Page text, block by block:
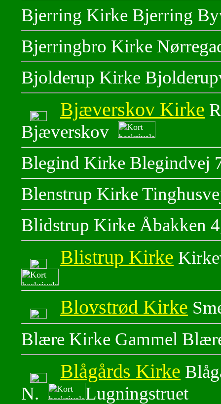
Bjerring Kirke Bjerring
Bjerringbro Kirke
Bjolderup Kirke
Bjæverskov Kirke
Bjæverskov
Blegind Kirke Blegindvej
Blenstrup Kirke
Blidstrup Kirke Åbakken
Blistrup Kirke
Blovstrød Kirke
Blære Kirke Gammel
Blågårds Kirke
N.
Lugningstruet